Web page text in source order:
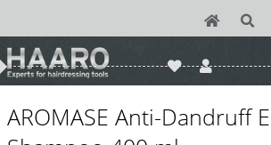
Scheren
AROMASE Anti-Dandruff